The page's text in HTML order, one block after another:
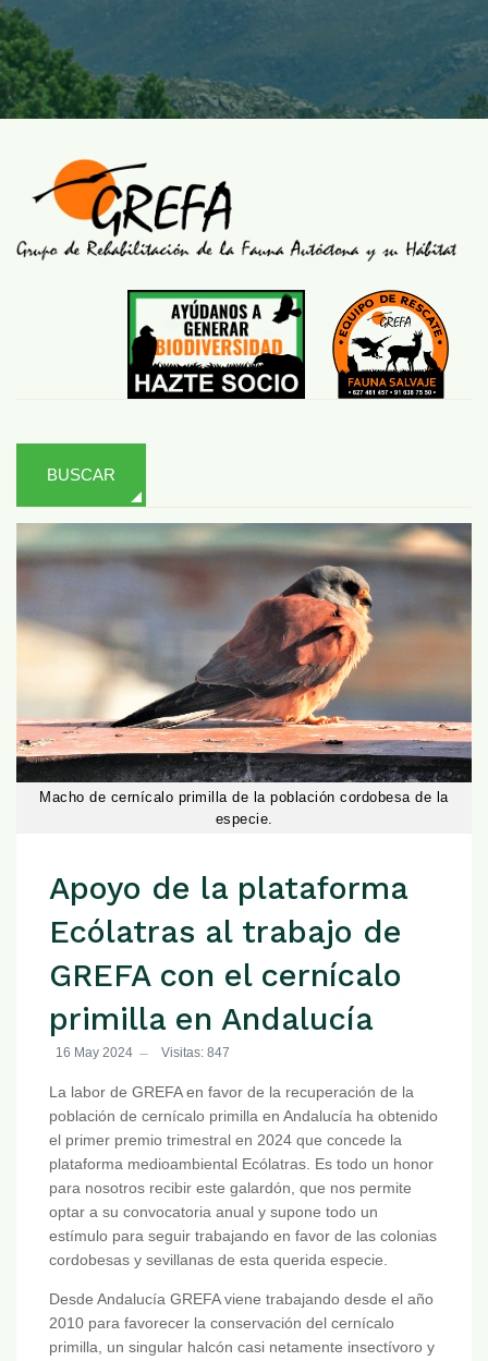
BUSCAR
Macho de cernícalo primilla de la población cordobesa de la
especie.
Apoyo de la plataforma
Ecólatras al trabajo de
GREFA con el cernícalo
primilla en Andalucía
16 May 2024 Visitas: 847
La labor de GREFA en favor de la recuperación de la
población de cernícalo primilla en Andalucía ha obtenido
el primer premio trimestral en 2024 que concede la
plataforma medioambiental Ecólatras. Es todo un honor
para nosotros recibir este galardón, que nos permite
optar a su convocatoria anual y supone todo un
estímulo para seguir trabajando en favor de las colonias
cordobesas y sevillanas de esta querida especie.
Desde Andalucía GREFA viene trabajando desde el año
2010 para favorecer la conservación del cernícalo
primilla, un singular halcón casi netamente insectívoro y